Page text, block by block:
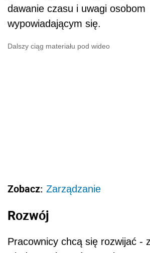
dawanie czasu i uwagi osobom
wypowiadającym się.
Dalszy ciąg materiału pod wideo
Zobacz: Zarządzanie
Rozwój
Pracownicy chcą się rozwijać -